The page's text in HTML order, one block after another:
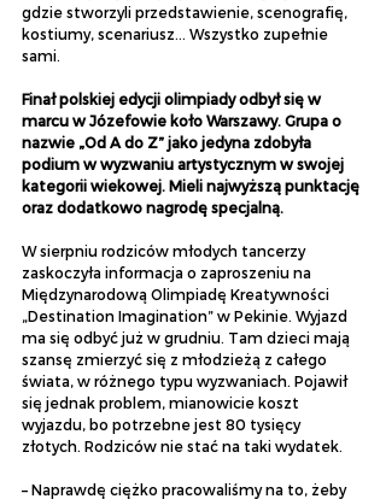
gdzie stworzyli przedstawienie, scenografię,
kostiumy, scenariusz... Wszystko zupełnie
sami.
Finał polskiej edycji olimpiady odbył się w
marcu w Józefowie koło Warszawy. Grupa o
nazwie „Od A do Z” jako jedyna zdobyła
podium w wyzwaniu artystycznym w swojej
kategorii wiekowej. Mieli najwyższą punktację
oraz dodatkowo nagrodę specjalną.
W sierpniu rodziców młodych tancerzy
zaskoczyła informacja o zaproszeniu na
Międzynarodową Olimpiadę Kreatywności
„Destination Imagination” w Pekinie. Wyjazd
ma się odbyć już w grudniu. Tam dzieci mają
szansę zmierzyć się z młodzieżą z całego
świata, w różnego typu wyzwaniach. Pojawił
się jednak problem, mianowicie koszt
wyjazdu, bo potrzebne jest 80 tysięcy
złotych. Rodziców nie stać na taki wydatek.
– Naprawdę ciężko pracowaliśmy na to, żeby